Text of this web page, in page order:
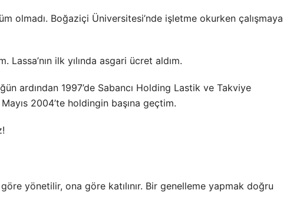
olmadı. Boğaziçi Üniversitesi’nde işletme okurken çalışmaya
Lassa’nın ilk yılında asgari ücret aldım.
ardından 1997’de Sabancı Holding Lastik ve Takviye
2004’te holdingin başına geçtim.
yönetilir, ona göre katılınır. Bir genelleme yapmak doğru